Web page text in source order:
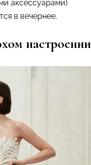
аксессуарами)
в вечернее.
настроении